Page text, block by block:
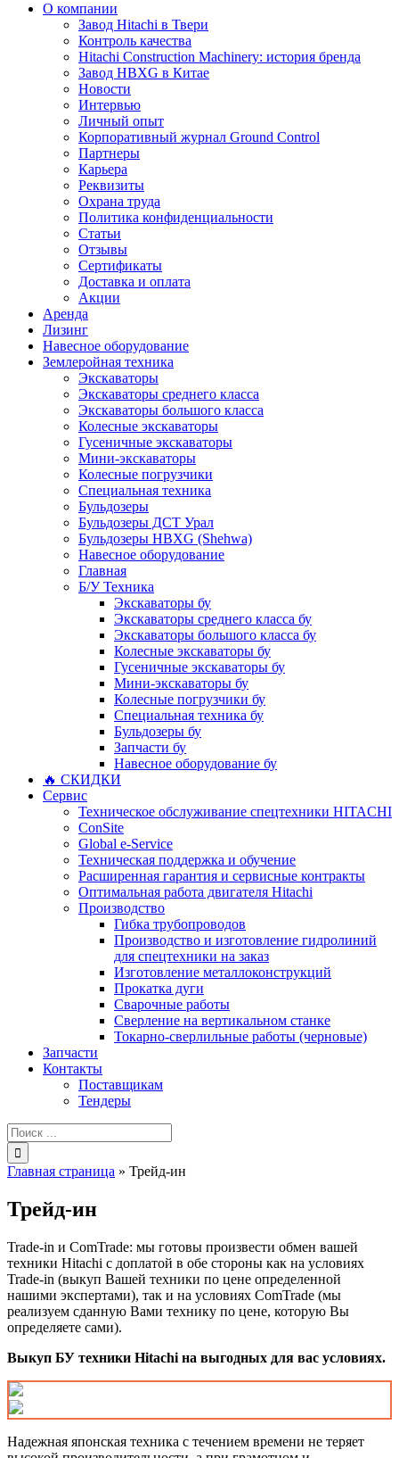
О компании
Завод Hitachi в Твери
Контроль качества
Hitachi Construction Machinery: история бренда
Завод HBXG в Китае
Новости
Интервью
Личный опыт
Корпоративный журнал Ground Control
Партнеры
Карьера
Реквизиты
Охрана труда
Политика конфиденциальности
Статьи
Отзывы
Сертификаты
Доставка и оплата
Акции
Аренда
Лизинг
Навесное оборудование
Землеройная техника
Экскаваторы
Экскаваторы среднего класса
Экскаваторы большого класса
Колесные экскаваторы
Гусеничные экскаваторы
Мини-экскаваторы
Колесные погрузчики
Специальная техника
Бульдозеры
Бульдозеры ДСТ Урал
Бульдозеры HBXG (Shehwa)
Навесное оборудование
Главная
Б/У Техника
Экскаваторы бу
Экскаваторы среднего класса бу
Экскаваторы большого класса бу
Колесные экскаваторы бу
Гусеничные экскаваторы бу
Мини-экскаваторы бу
Колесные погрузчики бу
Специальная техника бу
Бульдозеры бу
Запчасти бу
Навесное оборудование бу
🔥 СКИДКИ
Сервис
Техническое обслуживание спецтехники HITACHI
ConSite
Global e-Service
Техническая поддержка и обучение
Расширенная гарантия и сервисные контракты
Оптимальная работа двигателя Hitachi
Производство
Гибка трубопроводов
Производство и изготовление гидролиний
для спецтехники на заказ
Изготовление металлоконструкций
Прокатка дуги
Сварочные работы
Сверление на вертикальном станке
Токарно-сверлильные работы (черновые)
Запчасти
Контакты
Поставщикам
Тендеры
Результат
поиска:
Главная страница » Трейд-ин
Трейд-ин
Trade-in и ComTrade: мы готовы произвести обмен вашей
техники Hitachi с доплатой в обе стороны как на условиях
Trade-in (выкуп Вашей техники по цене определенной
нашими экспертами), так и на условиях ComTrade (мы
реализуем сданную Вами технику по цене, которую Вы
определяете сами).
Выкуп БУ техники Hitachi на выгодных для вас условиях.
Надежная японская техника с течением времени не теряет